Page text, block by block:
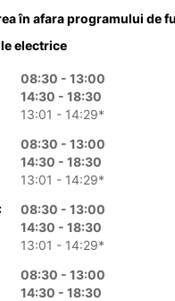
în afara programului de
electrice
08:30 - 13:00
14:30 - 18:30
13:01 - 14:29*
08:30 - 13:00
14:30 - 18:30
13:01 - 14:29*
08:30 - 13:00
14:30 - 18:30
13:01 - 14:29*
08:30 - 13:00
14:30 - 18:30